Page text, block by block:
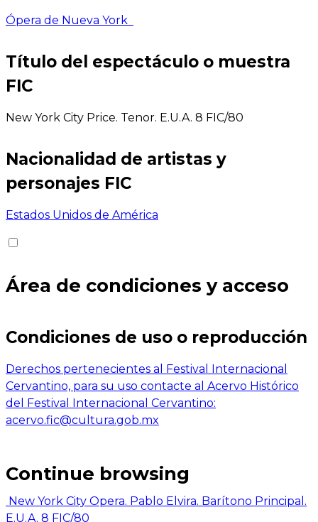
Ópera de Nueva York
Título del espectáculo o muestra
FIC
New York City Price. Tenor. E.U.A. 8 FIC/80
Nacionalidad de artistas y
personajes FIC
Estados Unidos de América
Área de condiciones y acceso
Condiciones de uso o reproducción
Derechos pertenecientes al Festival Internacional
Cervantino, para su uso contacte al Acervo Histórico
del Festival Internacional Cervantino:
acervo.fic@cultura.gob.mx
Continue browsing
New York City Opera. Pablo Elvira. Barítono Principal.
E.U.A. 8 FIC/80